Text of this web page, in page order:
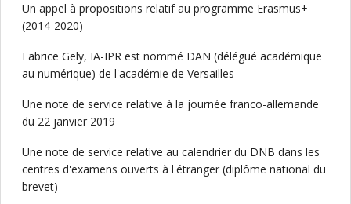
Un appel à propositions relatif au programme Erasmus+
(2014-2020)
Fabrice Gely, IA-IPR est nommé DAN (délégué académique
au numérique) de l'académie de Versailles
Une note de service relative à la journée franco-allemande
du 22 janvier 2019
Une note de service relative au calendrier du DNB dans les
centres d'examens ouverts à l'étranger (diplôme national du
brevet)